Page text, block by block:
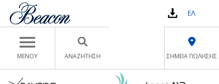
Toggle navigation
ΜΕΝΟΥ
ΕΛ
ΣΗΜΕΙΑ ΠΩΛΗΣΗΣ
ΑΝΑΖΉΤΗΣΗ